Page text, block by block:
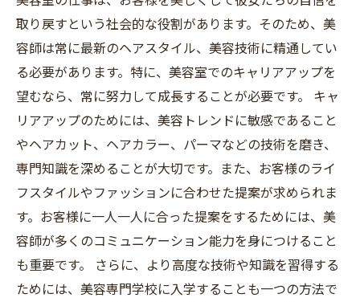
取り戻すという社会的な役割があります。そのため、美
容師は常に最新のヘアスタイル、美容技術に精通してい
る必要があります。特に、美容室でのキャリアアップを
望むなら、常に努力して成長することが必要です。 キャ
リアアップのためには、美容トレンドに敏感であること
やヘアカット、ヘアカラー、パーマなどの技術を磨き、
専門知識を深めることが大切です。また、お客様のライ
フスタイルやファッションに合わせた提案が求められま
す。お客様に一人一人に合った提案をするためには、美
容師が多くのコミュニケーション能力を身につけること
も重要です。 さらに、より高度な技術や知識を習得する
ためには、美容専門学校に入学することも一つの方法で